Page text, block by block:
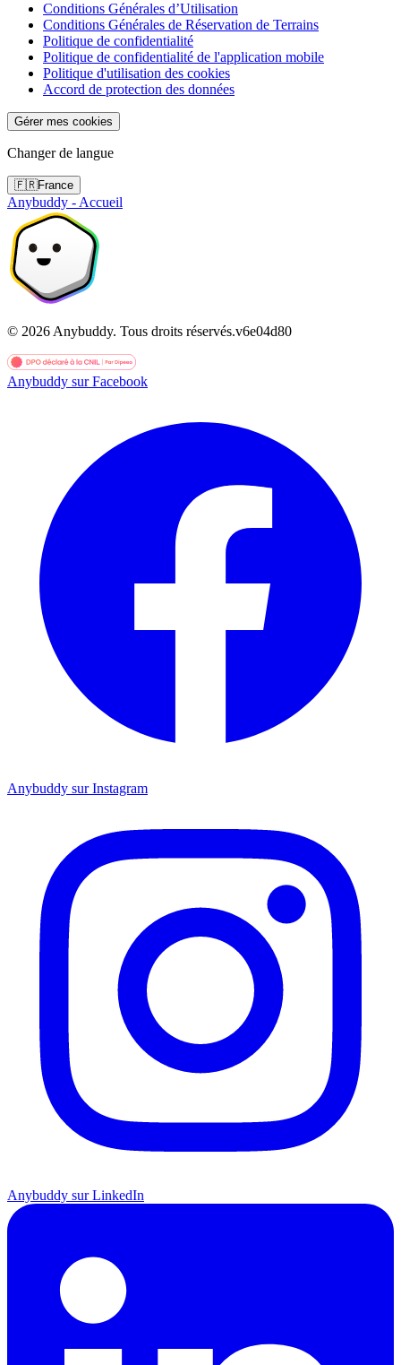
Conditions Générales d’Utilisation
Conditions Générales de Réservation de Terrains
Politique de confidentialité
Politique de confidentialité de l'application mobile
Politique d'utilisation des cookies
Accord de protection des données
Gérer mes cookies
Changer de langue
🇫🇷France
Anybuddy - Accueil
© 2026 Anybuddy. Tous droits réservés.v6e04d80
Anybuddy sur Facebook
Anybuddy sur Instagram
Anybuddy sur LinkedIn